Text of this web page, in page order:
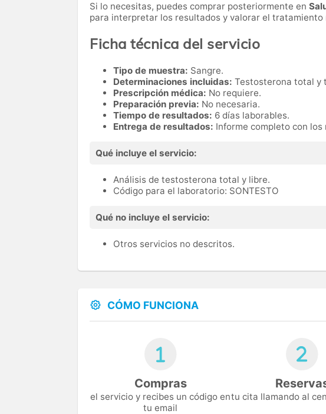
Si lo necesitas, puedes comprar posteriormente en
para interpretar los resultados y valorar el tratamiento
Ficha técnica del servicio
Tipo de muestra: Sangre.
Determinaciones incluidas: Testosterona total y
Prescripción médica: No requiere.
Preparación previa: No necesaria.
Tiempo de resultados: 6 días laborables.
Entrega de resultados: Informe completo con
Qué incluye el servicio:
Análisis de testosterona total y libre.
Código para el laboratorio: SONTESTO
Qué no incluye el servicio:
Otros servicios no descritos.
CÓMO FUNCIONA
Compras
el servicio y recibes un código en
tu email
tu cita llamando al